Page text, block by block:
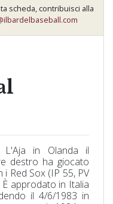
in Olanda il
destro ha giocato
Red Sox (IP 55, PV
È approdato in Italia
il 4/6/1983 in
scheda, contribuisci alla